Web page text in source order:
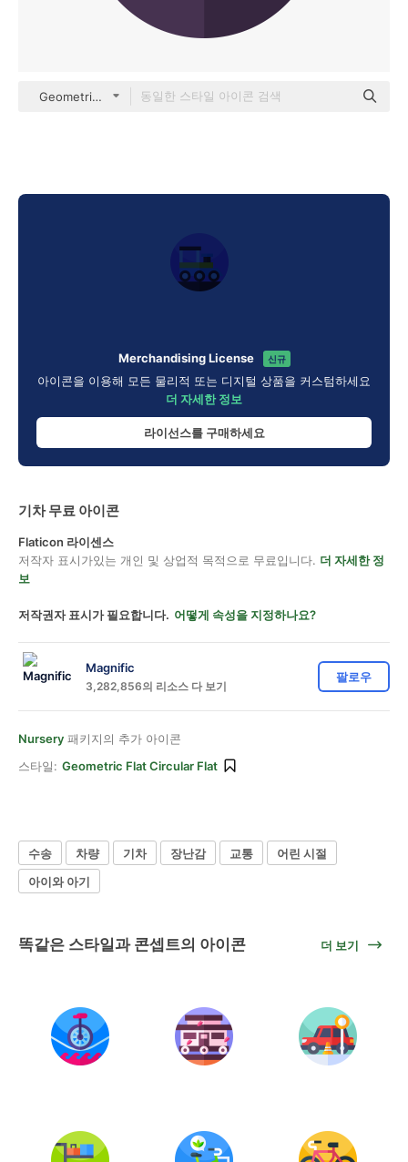
Geometric Flat Circular Flat
Merchandising License 신규
아이콘을 이용해 모든 물리적 또는 디지털 상품을 커스텀하세요
더 자세한 정보
라이선스를 구매하세요
기차 무료 아이콘
Flaticon 라이센스
저작자 표시가있는 개인 및 상업적 목적으로 무료입니다. 더 자세한 정
보
저작권자 표시가 필요합니다. 어떻게 속성을 지정하나요?
Magnific
3,282,856의 리소스 다 보기
팔로우
Nursery 패키지의 추가 아이콘
스타일: Geometric Flat Circular Flat
수송 차량 기차 장난감 교통
어린 시절
아이와 아기
똑같은 스타일과 콘셉트의 아이콘 더 보기